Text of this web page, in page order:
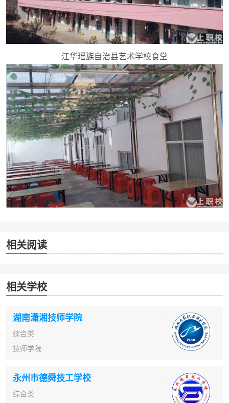
江华瑶族自治县艺术学校食堂
相关阅读
相关学校
湖南潇湘技师学院
综合类
技师学院
永州市德舜技工学校
综合类